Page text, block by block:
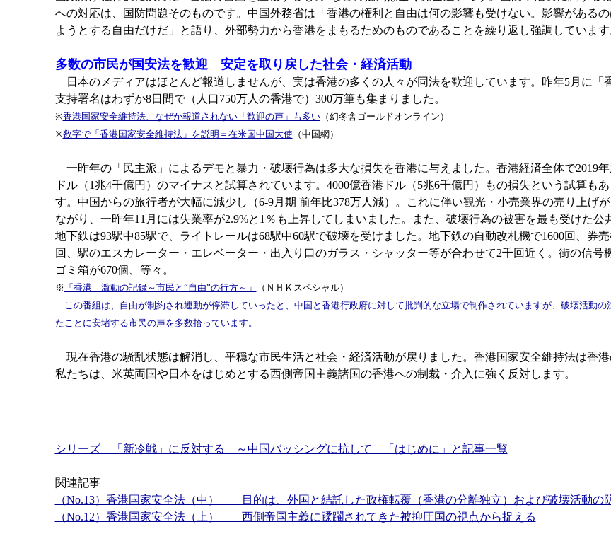
への対応は、国防問題そのものです。中国外務省は「香港の権利と自由は何の影響も受けない。影響がある
ようとする自由だけだ」と語り、外部勢力から香港をまもるためのものであることを繰り返し強調しています
多数の市民が国安法を歓迎 安定を取り戻した社会・経済活動
日本のメディアはほとんど報道しませんが、実は香港の多くの人々が同法を歓迎しています。昨年5月に「
支持署名はわずか8日間で（人口750万人の香港で）300万筆も集まりました。
※香港国家安全維持法、なぜか報道されない「歓迎の声」も多い（幻冬舎ゴールドオンライン）
※数字で「香港国家安全維持法」を説明＝在米国中国大使 （中国網）
一昨年の「民主派」によるデモと暴力・破壊行為は多大な損失を香港に与えました。香港経済全体で2019
ドル（1兆4千億円）のマイナスと試算されています。4000億香港ドル（5兆6千億円）もの損失という試算も
す。中国からの旅行者が大幅に減少し（6-9月期 前年比378万人減）。これに伴い観光・小売業界の売り上げ
ながり、一昨年11月には失業率が2.9%と1％も上昇してしまいました。また、破壊行為の被害を最も受けた公
地下鉄は93駅中85駅で、ライトレールは68駅中60駅で破壊を受けました。地下鉄の自動改札機で1600回、券
回、駅のエスカレーター・エレベーター・出入り口のガラス・シャッター等が合わせて2千回近く。街の信号
ゴミ箱が670個、等々。
※ 「香港 激動の記録～市民と“自由”の行方～」
（ＮＨＫスペシャル）
この番組は、自由が制約され運動が停滞していったと、中国と香港行政府に対して批判的な立場で制作されていますが、破壊活動
たことに安堵する市民の声を多数拾っています。
現在香港の騒乱状態は解消し、平穏な市民生活と社会・経済活動が戻りました。香港国家安全維持法は香
私たちは、米英両国や日本をはじめとする西側帝国主義諸国の香港への制裁・介入に強く反対します。
シリーズ 「新冷戦」に反対する ～中国バッシングに抗して 「はじめに」と記事一覧
関連記事
（No.13）香港国家安全法（中）――目的は、外国と結託した政権転覆（香港の分離独立）および破壊活動の
（No.12）香港国家安全法（上）――西側帝国主義に蹂躙されてきた被抑圧国の視点から捉える